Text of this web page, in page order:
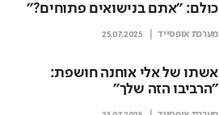
כולם: "אתם בנישואים פתוחים?"
מערכת אופסייד 25.07.2025
אשתו של אלי אוחנה חושפת:
"הרביבו הזה שלך"